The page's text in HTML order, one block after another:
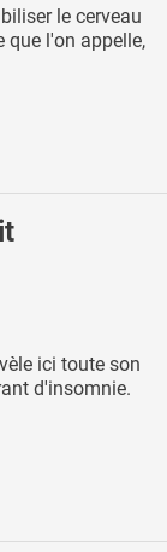
le cerveau
que l'on appelle,
ici toute son
d'insomnie.